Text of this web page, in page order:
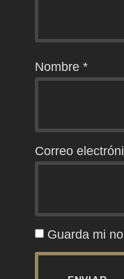
Nombre *
Correo
Guarda mi